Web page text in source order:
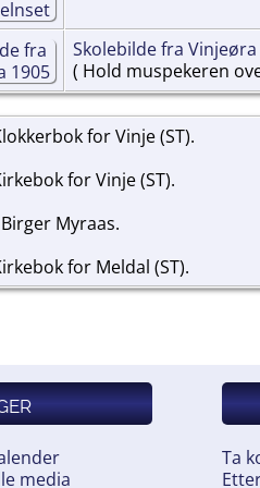
Skolebilde fra Vinjeøra
( Hold muspekeren
for Vinje (ST).
for Vinje (ST).
Myraas.
for Meldal (ST).
media
Ta